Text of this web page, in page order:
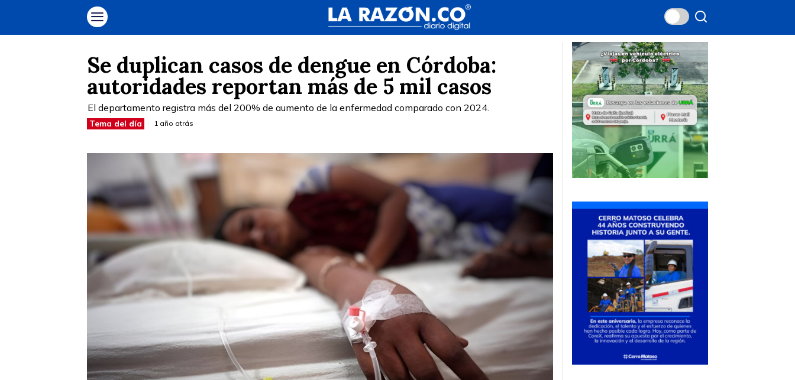
Se duplican casos de dengue en Córdoba:
autoridades reportan más de 5 mil casos
El departamento registra más del 200% de aumento de la enfermedad comparado con 2024.
Tema del día 1 año atrás